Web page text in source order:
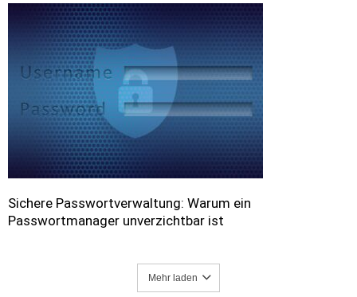
Sichere Passwortverwaltung: Warum ein
Passwortmanager unverzichtbar ist
Mehr laden